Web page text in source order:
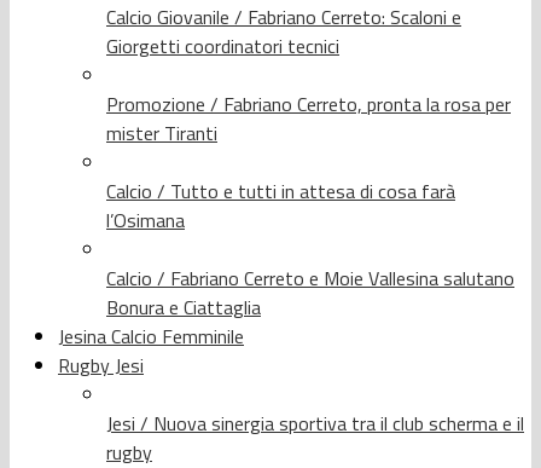
Calcio Giovanile / Fabriano Cerreto: Scaloni e
Giorgetti coordinatori tecnici
Promozione / Fabriano Cerreto, pronta la rosa per
mister Tiranti
Calcio / Tutto e tutti in attesa di cosa farà
l’Osimana
Calcio / Fabriano Cerreto e Moie Vallesina salutano
Bonura e Ciattaglia
Jesina Calcio Femminile
Rugby Jesi
Jesi / Nuova sinergia sportiva tra il club scherma e il
rugby